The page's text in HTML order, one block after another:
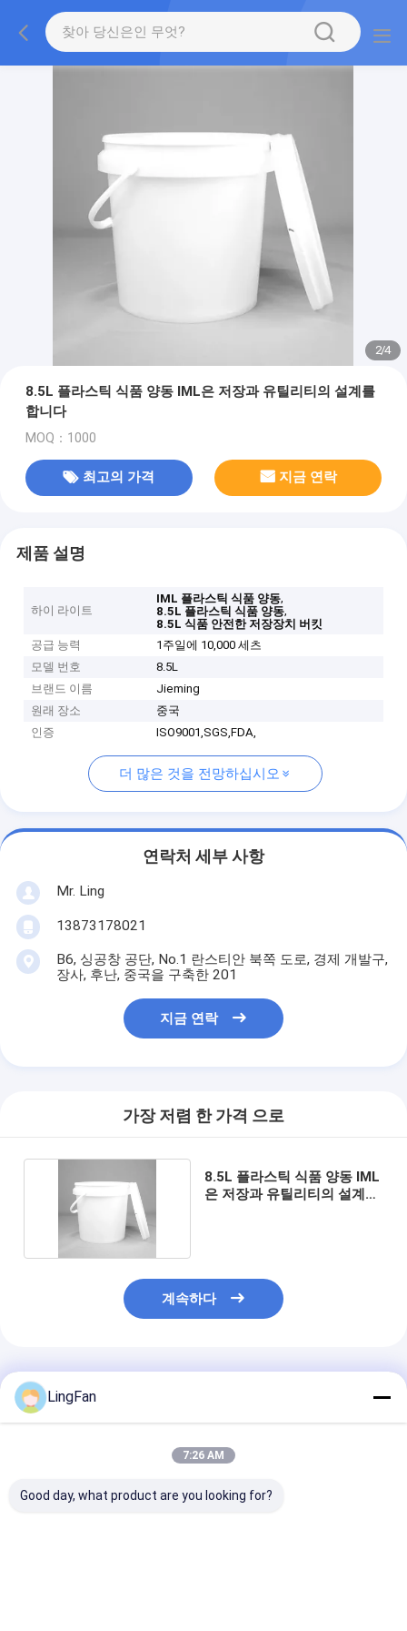
2/4
8.5L 플라스틱 식품 양동 IML은 저장과 유틸리티의 설계를
합니다
MOQ：1000
최고의 가격 지금 연락
제품 설명
하이 라이트
IML 플라스틱 식품 양동,
8.5L 플라스틱 식품 양동,
8.5L 식품 안전한 저장장치 버킷
공급 능력
1주일에 10,000 세츠
모델 번호
8.5L
브랜드 이름
Jieming
원래 장소
중국
인증
ISO9001,SGS,FDA,
더 많은 것을 전망하십시오
연락처 세부 사항
Mr. Ling
13873178021
B6, 싱공창 공단, No.1 란스티안 북쪽 도로, 경제 개발구,
장사, 후난, 중국을 구축한 201
지금 연락
가장 저렴 한 가격 으로
8.5L 플라스틱 식품 양동 IML
은 저장과 유틸리티의 설계를
계속하다
추천된 제품
LingFan
7:26 AM
Good day, what product are you looking for?